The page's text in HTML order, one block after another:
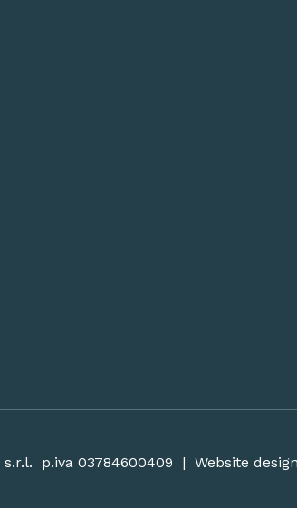
p.iva 03784600409 | Website